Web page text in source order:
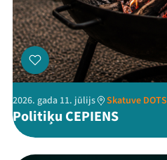
2026. gada 11. jūlijs Skatuve DOTS
Politiķu CEPIENS